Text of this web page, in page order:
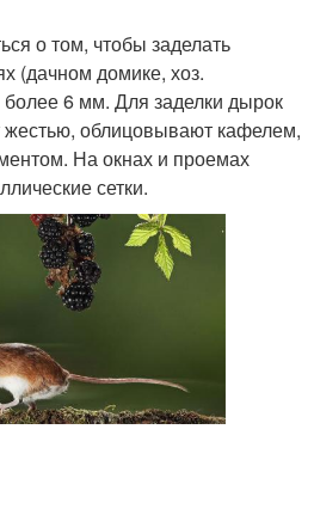
о том, чтобы заделать
(дачном домике, хоз.
6 мм. Для заделки дырок
облицовывают кафелем,
На окнах и проемах
сетки.